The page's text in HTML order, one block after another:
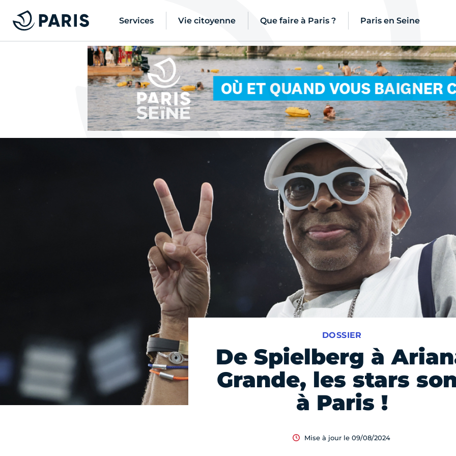
Services Vie citoyenne Que faire à Paris ? Paris en Seine
De Spielberg à
Grande, les stars
à Paris !
DOSSIER
Mise à jour le 09/08/2024